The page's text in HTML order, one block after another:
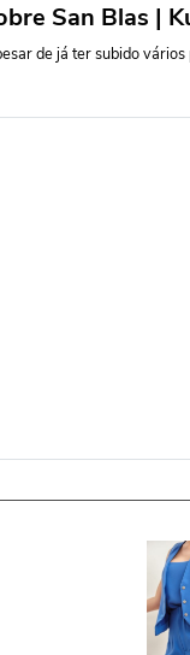
San Blas |
de já ter subido vários